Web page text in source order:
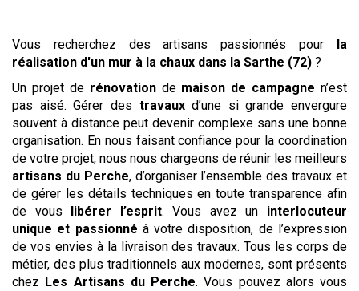
Vous recherchez des artisans passionnés pour
la
réalisation d'un mur à la chaux dans la Sarthe (72) ?
Un projet de rénovationde maison de campagne n’est
pas aisé. Gérer des travauxd’une si grande envergure
souvent à distance peut devenir complexe sans une bonne
organisation. En nous faisant confiance pour la coordination
de votre projet, nous nous chargeons de réunir les meilleurs
artisans du Perche, d’organiser l’ensemble des travaux et
de gérer les détails techniques en toute transparence afin
de vous libérer l’esprit. Vous avez un interlocuteur
unique et passionné à votre disposition, de l’expression
de vos envies à la livraison des travaux. Tous les corps de
métier, des plus traditionnels aux modernes, sont présents
chez Les Artisans du Perche. Vous pouvez alors vous